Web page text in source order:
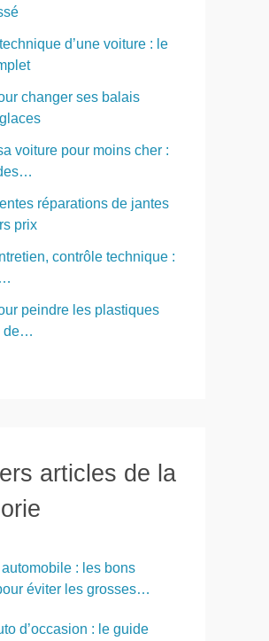
d’une voiture : le
changer ses balais
voiture pour moins cher :
réparations de jantes
prix
contrôle technique :
peindre les plastiques
de…
articles de la
: les bons
éviter les grosses
d’occasion : le guide